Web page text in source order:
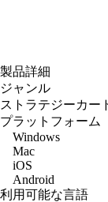
製品詳細
ジャンル
ストラテジーカー
プラットフォーム
Windows
Mac
iOS
Android
利用可能な言語